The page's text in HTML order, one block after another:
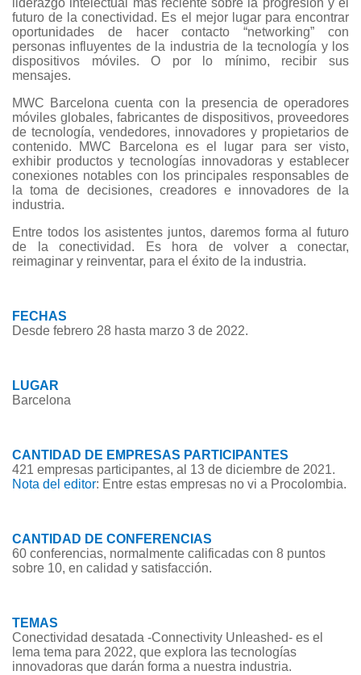
liderazgo intelectual más reciente sobre la progresión y el
futuro de la conectividad. Es el mejor lugar para encontrar
oportunidades de hacer contacto “networking” con
personas influyentes de la industria de la tecnología y los
dispositivos móviles. O por lo mínimo, recibir sus
mensajes.
MWC Barcelona cuenta con la presencia de operadores
móviles globales, fabricantes de dispositivos, proveedores
de tecnología, vendedores, innovadores y propietarios de
contenido. MWC Barcelona es el lugar para ser visto,
exhibir productos y tecnologías innovadoras y establecer
conexiones notables con los principales responsables de
la toma de decisiones, creadores e innovadores de la
industria.
Entre todos los asistentes juntos, daremos forma al futuro
de la conectividad. Es hora de volver a conectar,
reimaginar y reinventar, para el éxito de la industria.
FECHAS
Desde febrero 28 hasta marzo 3 de 2022.
LUGAR
Barcelona
CANTIDAD DE EMPRESAS PARTICIPANTES
421 empresas participantes, al 13 de diciembre de 2021.
Nota del editor: Entre estas empresas no vi a Procolombia.
CANTIDAD DE CONFERENCIAS
60 conferencias, normalmente calificadas con 8 puntos
sobre 10, en calidad y satisfacción.
TEMAS
Conectividad desatada -Connectivity Unleashed- es el
lema tema para 2022, que explora las tecnologías
innovadoras que darán forma a nuestra industria.